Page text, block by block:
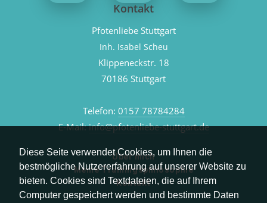
Diese Seite verwendet Cookies, um Ihnen die
bestmögliche Nutzererfahrung auf unserer Website zu
bieten. Cookies sind Textdateien, die auf Ihrem
Computer gespeichert werden und bestimmte Daten
Kontakt
Pfotenliebe Stuttgart
Inh. Isabel Scheu
Klippeneckstr. 18
70186 Stuttgart
Telefon: 0157 78784284
E-Mail:info@pfotenliebe-stuttgart.de
Über mich
Meine Trainingsphilosophie
Kontakt